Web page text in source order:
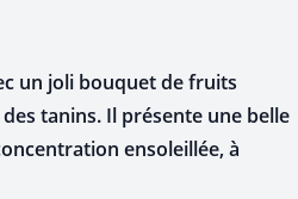
un joli bouquet de fruits
tanins. Il présente une belle
ensoleillée, à